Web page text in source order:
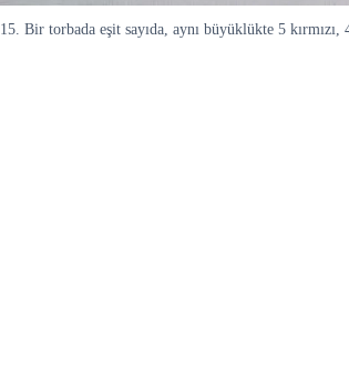
15. Bir torbada eşit sayıda, aynı büyüklükte 5